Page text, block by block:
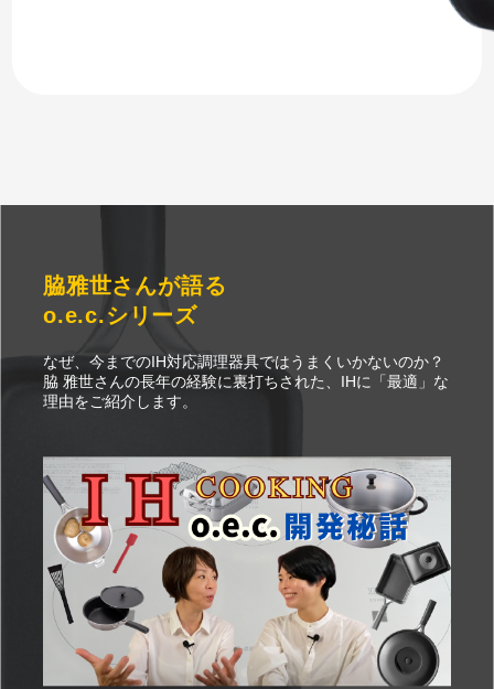
脇雅世さんが語る
o.e.c.シリーズ
なぜ、今までのIH対応調理器具ではうまくいかないのか？
脇 雅世さんの長年の経験に裏打ちされた、IHに「最適」な
理由をご紹介します。